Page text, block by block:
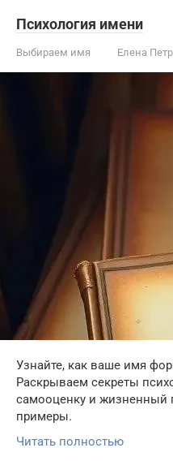
Психология имени
Выбираем имя Елена
Узнайте, как ваше имя
Раскрываем секреты
самооценку и жизненный
примеры.
Читать полностью